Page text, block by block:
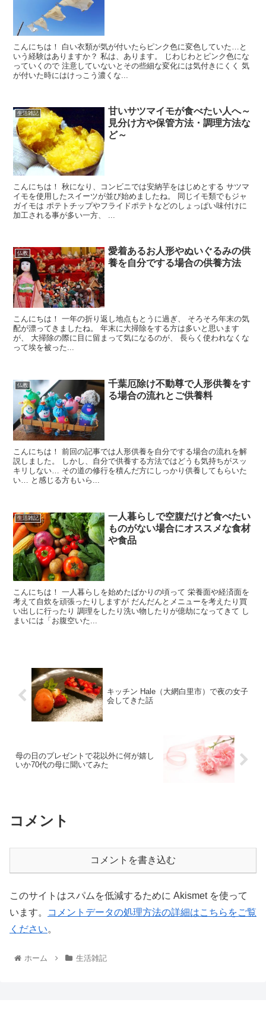
こんにちは！ 白い衣類が気が付いたらピンク色に変色していた…と
いう経験はありますか？ 私は、あります。 じわじわとピンク色にな
っていくので 注意していないとその些細な変化には気付きにくく 気
が付いた時にはけっこう濃くな...
生活雑記
甘いサツマイモが食べたい人へ～
見分け方や保管方法・調理方法な
ど～
こんにちは！ 秋になり、コンビニでは安納芋をはじめとする サツマ
イモを使用したスイーツが並び始めましたね。 同じイモ類でもジャ
ガイモは ポテトチップやフライドポテトなどのしょっぱい味付けに
加工される事が多い一方、 ...
仏教
愛着あるお人形やぬいぐるみの供
養を自分でする場合の供養方法
こんにちは！ 一年の折り返し地点もとうに過ぎ、 そろそろ年末の気
配が漂ってきましたね。 年末に大掃除をする方は多いと思います
が、 大掃除の際に目に留まって気になるのが、 長らく使われなくな
って埃を被った...
仏教
千葉厄除け不動尊で人形供養をす
る場合の流れとご供養料
こんにちは！ 前回の記事では人形供養を自分でする場合の流れを解
説しました。 しかし、自分で供養する方法ではどうも気持ちがスッ
キリしない… その道の修行を積んだ方にしっかり供養してもらいた
い… と感じる方もいら...
生活雑記
一人暮らしで空腹だけど食べたい
ものがない場合にオススメな食材
や食品
こんにちは！ 一人暮らしを始めたばかりの頃って 栄養面や経済面を
考えて自炊を頑張ったりしますが だんだんとメニューを考えたり買
い出しに行ったり 調理をしたり洗い物したりが億劫になってきて し
まいには「お腹空いた...
キッチン Hale（大網白里市）で夜の女子
会してきた話
母の日のプレゼントで花以外に何が嬉し
いか70代の母に聞いてみた
コメント
コメントを書き込む
このサイトはスパムを低減するために Akismet を使って
います。
コメントデータの処理方法の詳細はこちらをご覧
ください。
ホーム 生活雑記